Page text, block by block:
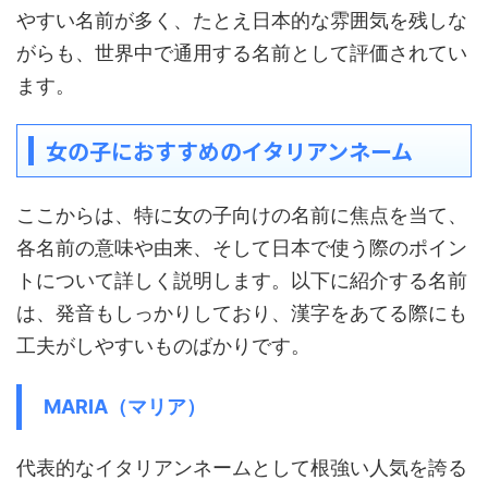
やすい名前が多く、たとえ日本的な雰囲気を残しな
がらも、世界中で通用する名前として評価されてい
ます。
女の子におすすめのイタリアンネーム
ここからは、特に女の子向けの名前に焦点を当て、
各名前の意味や由来、そして日本で使う際のポイン
トについて詳しく説明します。以下に紹介する名前
は、発音もしっかりしており、漢字をあてる際にも
工夫がしやすいものばかりです。
MARIA（マリア）
代表的なイタリアンネームとして根強い人気を誇る